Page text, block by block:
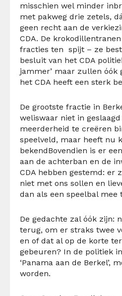
misschien wel minder
met pakweg drie zetels,
geen recht aan de
CDA. De
fracties ten spijt – ze
besluit van het CDA
jammer’ maar zullen óók
het CDA heeft een sterk
De grootste fractie in
weliswaar niet in
meerderheid te creëren
speelveld, maar heeft nu
bekendBovendien is er
aan de achterban en de
CDA hebben gestemd: er
niet met ons sollen en
dan als een speelbal mee
De gedachte zal óók zijn:
terug, om er straks twee
en of dat al op de korte
gebeuren? In de politiek
‘Panama aan de Berkel’,
worden.